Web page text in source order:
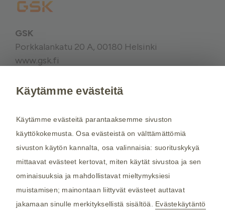
GSK
Porkkalankatu 20 A, 00180 Helsinki
www.gsk.fi
ammattilaiselta. Rokotussuositukset perustuvat
THL:nsuosituksiin. Maakohtaiset
rokotussuositukset perustuvatMatkailijan
terveysoppaaseen, jota toimittaa Kustannus Oy
Duodecim (aiemmin THL). Tarkistamme
maakohtaiset rokotesuositukset kahdesti
vuodessa.
Käytämme evästeitä
Käytämme evästeitä parantaaksemme sivuston
käyttökokemusta. Osa evästeistä on välttämättömiä
sivuston käytön kannalta, osa valinnaisia: suorituskykyä
mittaavat evästeet kertovat, miten käytät sivustoa ja sen
ominaisuuksia ja mahdollistavat mieltymyksiesi
muistamisen; mainontaan liittyvät evästeet auttavat
jakamaan sinulle merkityksellistä sisältöä. Evästekäytäntö